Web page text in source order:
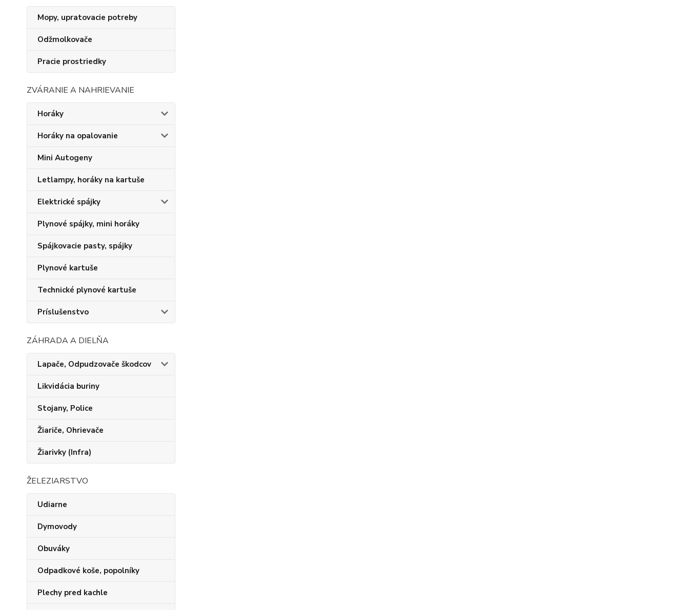
Mopy, upratovacie potreby
Odžmolkovače
Pracie prostriedky
ZVÁRANIE A NAHRIEVANIE
Horáky
Horáky na opalovanie
Mini Autogeny
Letlampy, horáky na kartuše
Elektrické spájky
Plynové spájky, mini horáky
Spájkovacie pasty, spájky
Plynové kartuše
Technické plynové kartuše
Príslušenstvo
ZÁHRADA A DIELŇA
Lapače, Odpudzovače škodcov
Likvidácia buriny
Stojany, Police
Žiariče, Ohrievače
Žiarivky (Infra)
ŽELEZIARSTVO
Udiarne
Dymovody
Obuváky
Odpadkové koše, popolníky
Plechy pred kachle